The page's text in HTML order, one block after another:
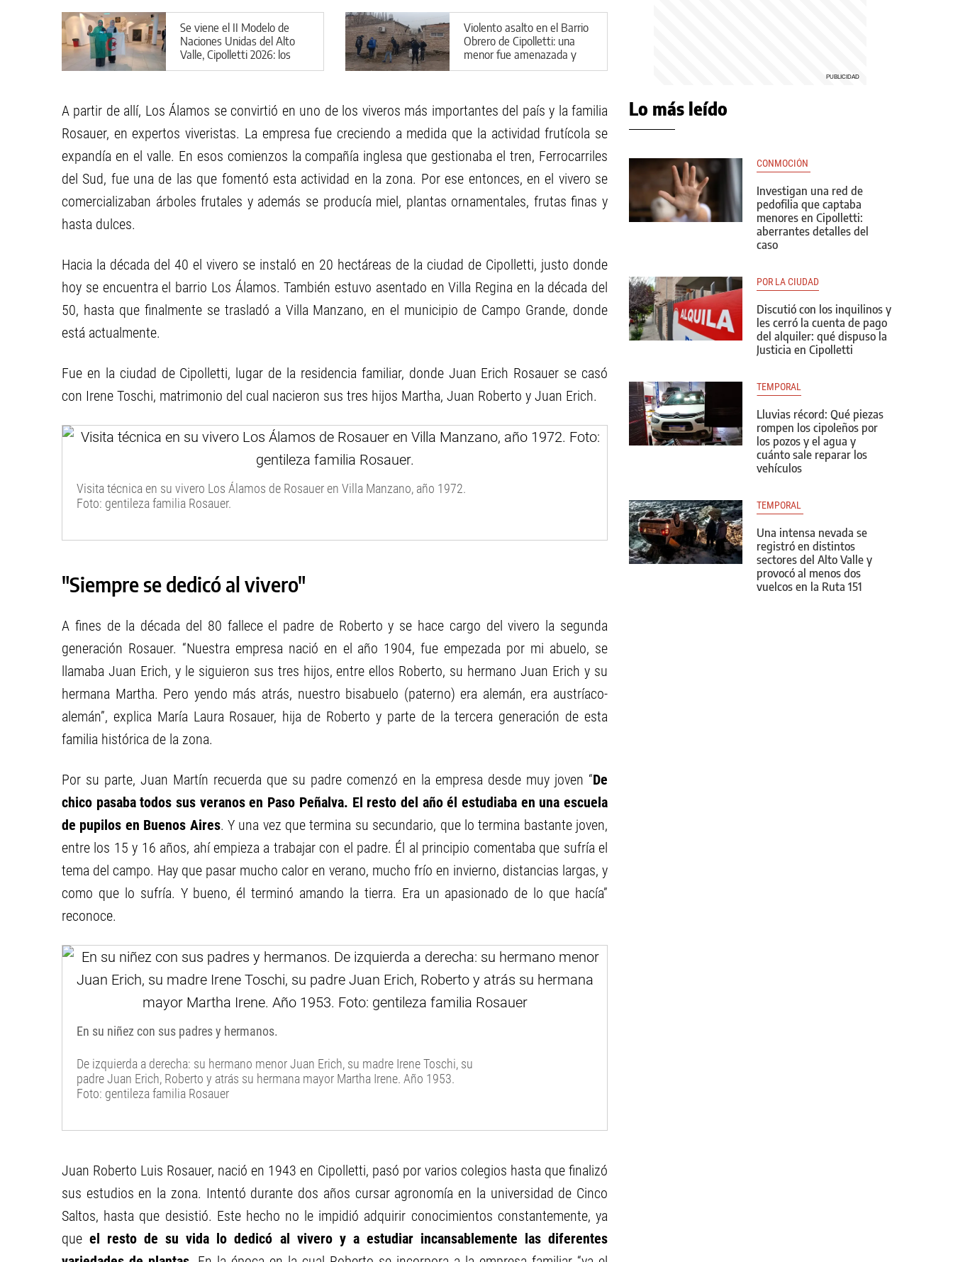
Se viene el II Modelo de
Naciones Unidas del Alto
Valle, Cipolletti 2026: los
detalles
Violento asalto en el Barrio
Obrero de Cipolletti: una
menor fue amenazada y
encerrada
A partir de allí, Los Álamos se convirtió en uno de los viveros más importantes del país y la familia
Rosauer, en expertos viveristas. La empresa fue creciendo a medida que la actividad frutícola se
expandía en el valle. En esos comienzos la compañía inglesa que gestionaba el tren, Ferrocarriles
del Sud, fue una de las que fomentó esta actividad en la zona. Por ese entonces, en el vivero se
comercializaban árboles frutales y además se producía miel, plantas ornamentales, frutas finas y
hasta dulces.
Hacia la década del 40 el vivero se instaló en 20 hectáreas de la ciudad de Cipolletti, justo donde
hoy se encuentra el barrio Los Álamos. También estuvo asentado en Villa Regina en la década del
50, hasta que finalmente se trasladó a Villa Manzano, en el municipio de Campo Grande, donde
está actualmente.
Fue en la ciudad de Cipolletti, lugar de la residencia familiar, donde Juan Erich Rosauer se casó
con Irene Toschi, matrimonio del cual nacieron sus tres hijos Martha, Juan Roberto y Juan Erich.
Visita técnica en su vivero Los Álamos de Rosauer en Villa Manzano, año 1972.
Foto: gentileza familia Rosauer.
"Siempre se dedicó al vivero"
A fines de la década del 80 fallece el padre de Roberto y se hace cargo del vivero la segunda
generación Rosauer. “Nuestra empresa nació en el año 1904, fue empezada por mi abuelo, se
llamaba Juan Erich, y le siguieron sus tres hijos, entre ellos Roberto, su hermano Juan Erich y su
hermana Martha. Pero yendo más atrás, nuestro bisabuelo (paterno) era alemán, era austríaco-
alemán”, explica María Laura Rosauer, hija de Roberto y parte de la tercera generación de esta
familia histórica de la zona.
Por su parte, Juan Martín recuerda que su padre comenzó en la empresa desde muy joven “De
chico pasaba todos sus veranos en Paso Peñalva. El resto del año él estudiaba en una escuela
de pupilos en Buenos Aires. Y una vez que termina su secundario, que lo termina bastante joven,
entre los 15 y 16 años, ahí empieza a trabajar con el padre. Él al principio comentaba que sufría el
tema del campo. Hay que pasar mucho calor en verano, mucho frío en invierno, distancias largas, y
como que lo sufría. Y bueno, él terminó amando la tierra. Era un apasionado de lo que hacía”
reconoce.
En su niñez con sus padres y hermanos.
De izquierda a derecha: su hermano menor Juan Erich, su madre Irene Toschi, su
padre Juan Erich, Roberto y atrás su hermana mayor Martha Irene. Año 1953.
Foto: gentileza familia Rosauer
Juan Roberto Luis Rosauer, nació en 1943 en Cipolletti, pasó por varios colegios hasta que finalizó
sus estudios en la zona. Intentó durante dos años cursar agronomía en la universidad de Cinco
Saltos, hasta que desistió. Este hecho no le impidió adquirir conocimientos constantemente, ya
queel resto de su vida lo dedicó al vivero y a estudiar incansablemente las diferentes
Lo más leído
CONMOCIÓN
Investigan una red de
pedofilia que captaba
menores en Cipolletti:
aberrantes detalles del
caso
POR LA CIUDAD
Discutió con los inquilinos y
les cerró la cuenta de pago
del alquiler: qué dispuso la
Justicia en Cipolletti
TEMPORAL
Lluvias récord: Qué piezas
rompen los cipoleños por
los pozos y el agua y
cuánto sale reparar los
vehículos
TEMPORAL
Una intensa nevada se
registró en distintos
sectores del Alto Valle y
provocó al menos dos
vuelcos en la Ruta 151